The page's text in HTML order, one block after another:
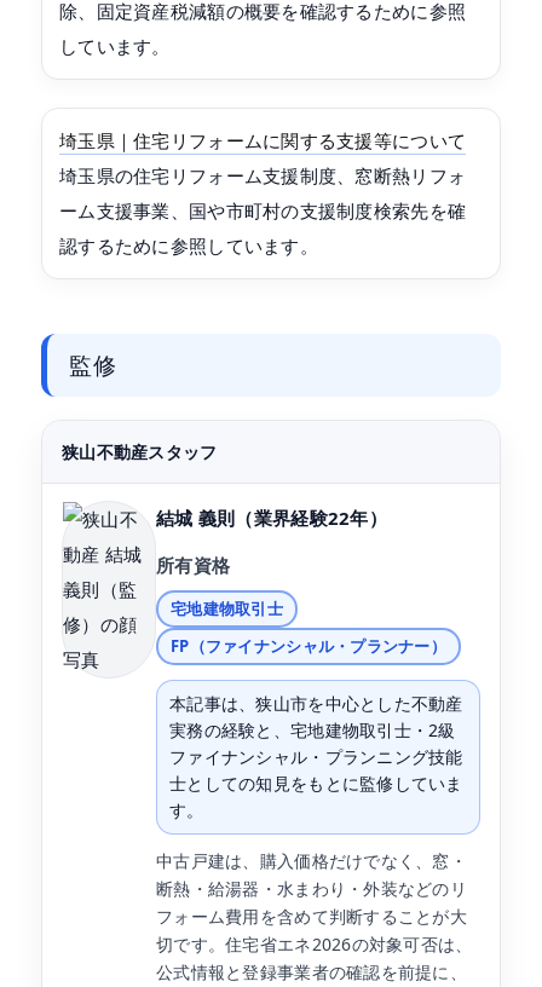
除、固定資産税減額の概要を確認するために参照
しています。
埼玉県｜住宅リフォームに関する支援等について
埼玉県の住宅リフォーム支援制度、窓断熱リフォ
ーム支援事業、国や市町村の支援制度検索先を確
認するために参照しています。
監修
狭山不動産スタッフ
結城 義則 （業界経験22年）
所有資格
宅地建物取引士
FP（ファイナンシャル・プランナー）
本記事は、狭山市を中心とした不動産
実務の経験と、宅地建物取引士・2級
ファイナンシャル・プランニング技能
士としての知見をもとに監修していま
す。
中古戸建は、購入価格だけでなく、窓・
断熱・給湯器・水まわり・外装などのリ
フォーム費用を含めて判断することが大
切です。住宅省エネ2026の対象可否は、
公式情報と登録事業者の確認を前提に、